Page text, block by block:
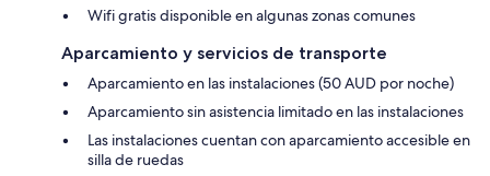
Wifi gratis disponible en algunas zonas comunes
Aparcamiento y servicios de transporte
Aparcamiento en las instalaciones (50 AUD por noche)
Aparcamiento sin asistencia limitado en las instalaciones
Las instalaciones cuentan con aparcamiento accesible en
silla de ruedas